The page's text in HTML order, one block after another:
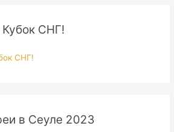
СНГ!
в Сеуле 2023